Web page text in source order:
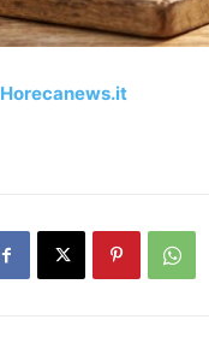
Horecanews.it